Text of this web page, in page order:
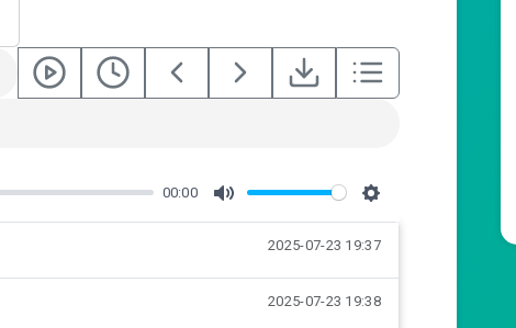
00:00
M
t
S
e
t
t
2025-07-23 19:37
2025-07-23 19:38